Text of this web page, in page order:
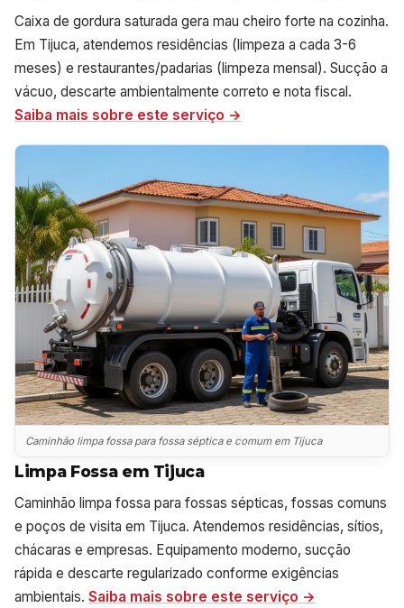
Caixa de gordura saturada gera mau cheiro forte na cozinha.
Em Tijuca, atendemos residências (limpeza a cada 3-6
meses) e restaurantes/padarias (limpeza mensal). Sucção a
vácuo, descarte ambientalmente correto e nota fiscal.
Saiba mais sobre este serviço →
Caminhão limpa fossa para fossa séptica e comum em Tijuca
Limpa Fossa em Tijuca
Caminhão limpa fossa para fossas sépticas, fossas comuns
e poços de visita em Tijuca. Atendemos residências, sítios,
chácaras e empresas. Equipamento moderno, sucção
rápida e descarte regularizado conforme exigências
ambientais. Saiba mais sobre este serviço →